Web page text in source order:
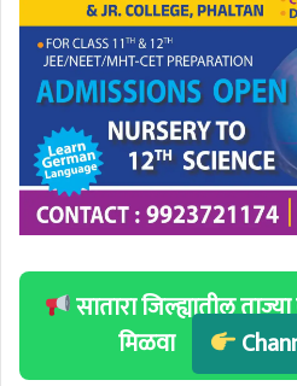
सातारा जिल्ह्यातील
मिळवा